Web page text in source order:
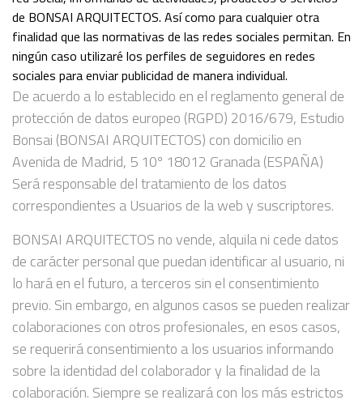
de BONSAI ARQUITECTOS. Así como para cualquier otra
finalidad que las normativas de las redes sociales permitan. En
ningún caso utilizaré los perfiles de seguidores en redes
sociales para enviar publicidad de manera individual.
De acuerdo a lo establecido en el reglamento general de
protección de datos europeo (RGPD) 2016/679, Estudio
Bonsai (BONSAI ARQUITECTOS) con domicilio en
Avenida de Madrid, 5 10º 18012 Granada (ESPAÑA)
Será responsable del tratamiento de los datos
correspondientes a Usuarios de la web y suscriptores.
BONSAI ARQUITECTOS no vende, alquila ni cede datos
de carácter personal que puedan identificar al usuario, ni
lo hará en el futuro, a terceros sin el consentimiento
previo. Sin embargo, en algunos casos se pueden realizar
colaboraciones con otros profesionales, en esos casos,
se requerirá consentimiento a los usuarios informando
sobre la identidad del colaborador y la finalidad de la
colaboración. Siempre se realizará con los más estrictos